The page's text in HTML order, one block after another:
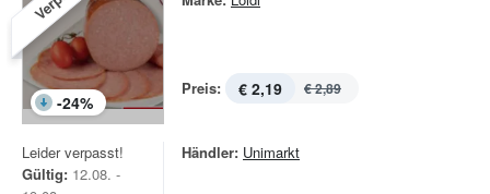
-24%
Preis: € 2,19 € 2,89
Leider verpasst!
Gültig: 12.08. -
Händler: Unimarkt